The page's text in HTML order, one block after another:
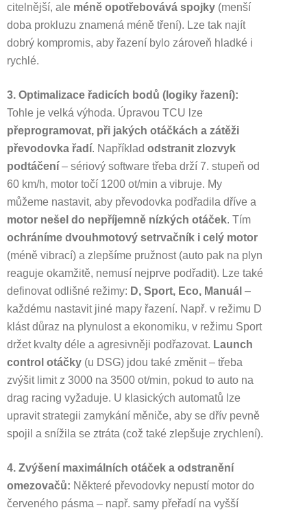
citelnější, ale méně opotřebovává spojky (menší
doba prokluzu znamená méně tření). Lze tak najít
dobrý kompromis, aby řazení bylo zároveň hladké i
rychlé.
3. Optimalizace řadicích bodů (logiky řazení):
Tohle je velká výhoda. Úpravou TCU lze
přeprogramovat, při jakých otáčkách a zátěži
převodovka řadí. Například odstranit zlozvyk
podtáčení – sériový software třeba drží 7. stupeň od
60 km/h, motor točí 1200 ot/min a vibruje. My
můžeme nastavit, aby převodovka podřadila dříve a
motor nešel do nepříjemně nízkých otáček. Tím
ochráníme dvouhmotový setrvačník i celý motor
(méně vibrací) a zlepšíme pružnost (auto pak na plyn
reaguje okamžitě, nemusí nejprve podřadit). Lze také
definovat odlišné režimy: D, Sport, Eco, Manuál –
každému nastavit jiné mapy řazení. Např. v režimu D
klást důraz na plynulost a ekonomiku, v režimu Sport
držet kvalty déle a agresivněji podřazovat. Launch
control otáčky (u DSG) jdou také změnit – třeba
zvýšit limit z 3000 na 3500 ot/min, pokud to auto na
drag racing vyžaduje. U klasických automatů lze
upravit strategii zamykání měniče, aby se dřív pevně
spojil a snížila se ztráta (což také zlepšuje zrychlení).
4. Zvýšení maximálních otáček a odstranění
omezovačů: Některé převodovky nepustí motor do
červeného pásma – např. samy přeřadí na vyšší